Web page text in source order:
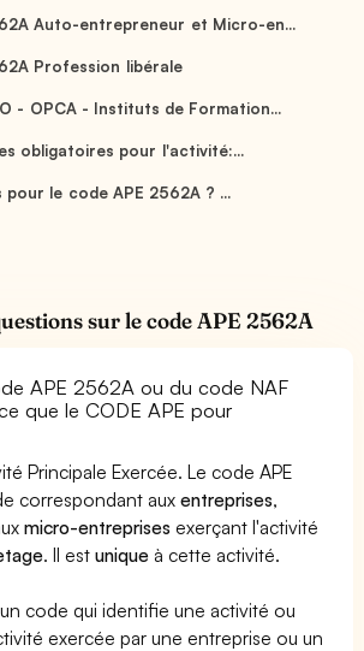
Auto-entrepreneur et Micro-en...
Profession libérale
- OPCA - Instituts de Formation...
obligatoires pour l'activité:...
pour le code APE 2562A ? ...
sur le code APE 2562A
APE 2562A ou du code NAF
que le CODE APE pour
Principale Exercée. Le code APE
correspondant auxentreprises,
micro-entreprises exerçant l'activité
. Il estunique à cette activité.
code qui identifie une activité ou
exercée par une entreprise ou un